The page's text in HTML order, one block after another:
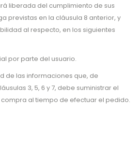
liberada del cumplimiento de sus
previstas en la cláusula 8 anterior, y
al respecto, en los siguientes
por parte del usuario.
de las informaciones que, de
3, 5, 6 y 7, debe suministrar el
al tiempo de efectuar el pedido.